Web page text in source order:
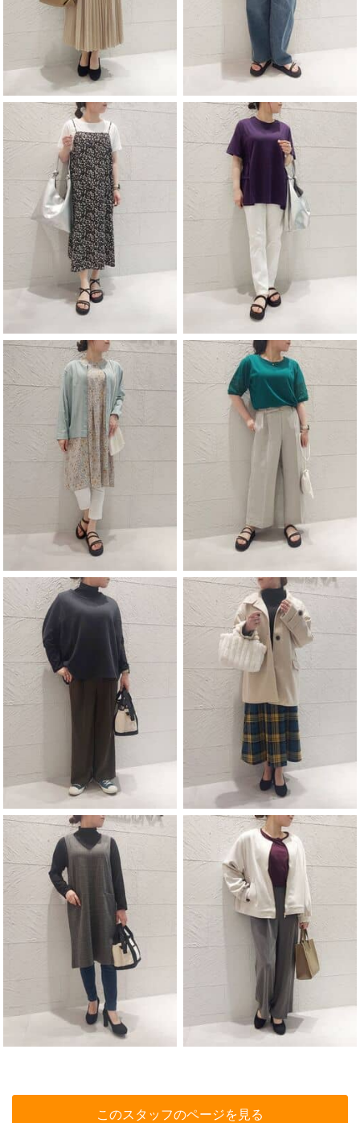
このスタッフのページを見る